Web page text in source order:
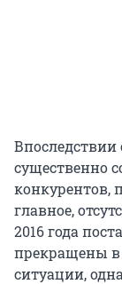
существенно
конкурентов,
главное,
2016 года
прекращены в
ситуации,